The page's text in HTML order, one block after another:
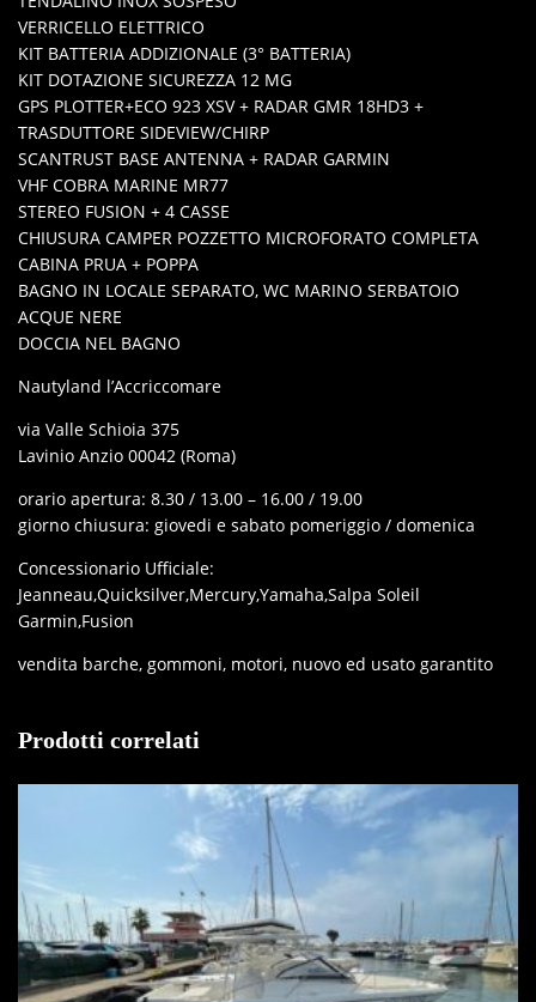
VERRICELLO ELETTRICO
KIT BATTERIA ADDIZIONALE (3° BATTERIA)
KIT DOTAZIONE SICUREZZA 12 MG
GPS PLOTTER+ECO 923 XSV + RADAR GMR 18HD3 +
TRASDUTTORE SIDEVIEW/CHIRP
SCANTRUST BASE ANTENNA + RADAR GARMIN
VHF COBRA MARINE MR77
STEREO FUSION + 4 CASSE
CHIUSURA CAMPER POZZETTO MICROFORATO COMPLETA
CABINA PRUA + POPPA
BAGNO IN LOCALE SEPARATO, WC MARINO SERBATOIO
ACQUE NERE
DOCCIA NEL BAGNO
Nautyland l’Accriccomare
via Valle Schioia 375
Lavinio Anzio 00042 (Roma)
orario apertura: 8.30 / 13.00 – 16.00 / 19.00
giorno chiusura: giovedi e sabato pomeriggio / domenica
Concessionario Ufficiale:
Jeanneau,Quicksilver,Mercury,Yamaha,Salpa Soleil
Garmin,Fusion
vendita barche, gommoni, motori, nuovo ed usato garantito
Prodotti correlati